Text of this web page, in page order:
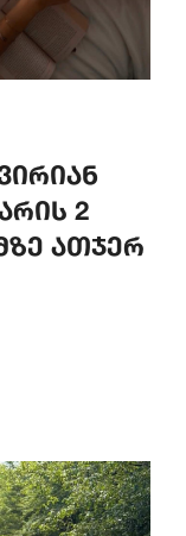
2
ათჯერ